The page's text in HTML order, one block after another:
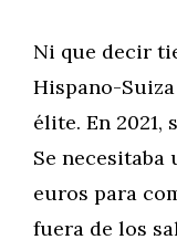
Ni que decir
Hispano-
élite. En 2021,
Se necesitaba
euros para
fuera de los